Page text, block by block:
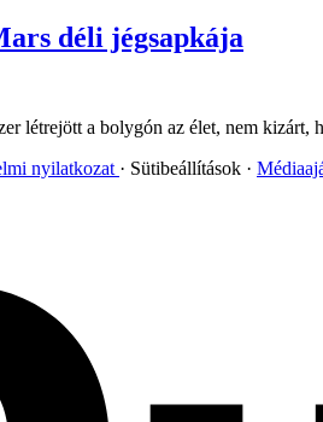
déli jégsapkája
létrejött a bolygón az élet, nem
nyilatkozat Sütibeállítások